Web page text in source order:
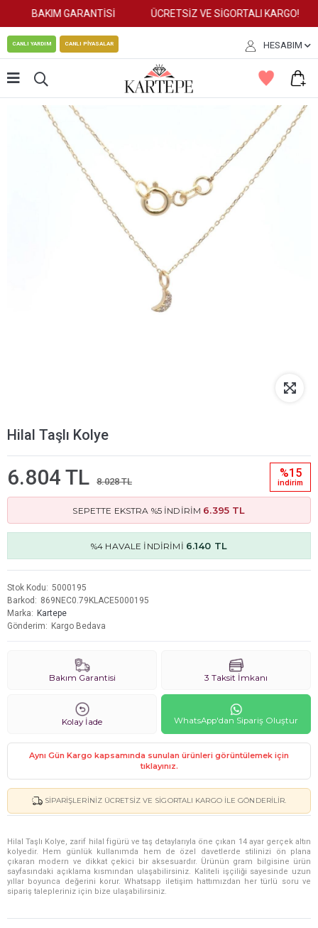
BAKIM GARANTİSİ ÜCRETSİZ VE SİGORTALI KARGO!
CANLI YARDIM CANLI PİYASALAR HESABIM
Hilal Taşlı Kolye
6.804 TL 8.028 TL
%15
i̇ndi̇ri̇m
SEPETTE EKSTRA %5 İNDİRİM 6.395 TL
%4 HAVALE İNDİRİMİ 6.140 TL
Stok Kodu
5000195
Barkod
869NEC0.79KLACE5000195
Marka
Kartepe
Gönderim
Kargo Bedava
Bakım Garantisi 3 Taksit İmkanı
Kolay İade WhatsApp'dan Sipariş Oluştur
Aynı Gün Kargo kapsamında sunulan ürünleri görüntülemek için
tıklayınız.
SIPARIŞLERINIZ ÜCRETSIZ VE SIGORTALI KARGO ILE GÖNDERILIR.
Hilal Taşlı Kolye, zarif hilal figürü ve taş detaylarıyla öne çıkan 14 ayar gerçek altın
kolyedir. Hem günlük kullanımda hem de özel davetlerde stilinizi ön plana
çıkaran modern ve dikkat çekici bir aksesuardır. Ürünün gram bilgisine ürün
sayfasındaki açıklama kısmından ulaşabilirsiniz. Kaliteli işçiliği sayesinde uzun
yıllar boyunca değerini korur. Whatsapp iletişim hattımızdan her türlü soru ve
sipariş talepleriniz için bize ulaşabilirsiniz.